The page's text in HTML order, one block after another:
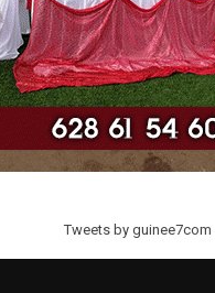
Tweets by guinee7com